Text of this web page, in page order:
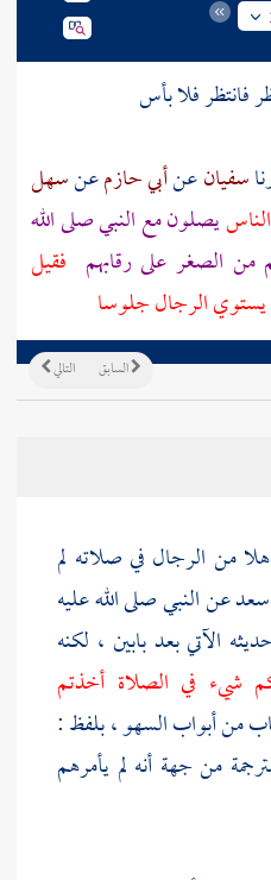
فانتظر فلا بأس
سفيانعنأبي حازمعنسهل
يصلون مع النبي صلى الله
الصغر على رقابهم فقيل
الرجال جلوسا
التالي السابق
من الرجال في صلاته لم
عن النبي صلى الله عليه
الآتي بعد بابين ، لكنه
شيء في الصلاة أخذتم
من أبواب السهو ، بلفظ :
من جهة أنه لم يأمرهم